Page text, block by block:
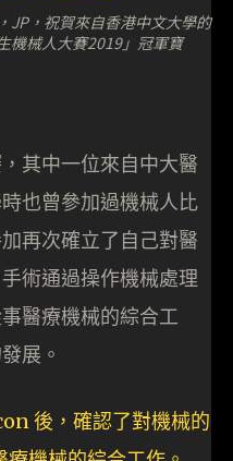
JP，祝賀來自香港中文大學的
機械人大賽2019」冠軍寶
其中一位來自中大醫
也曾參加過機械人比
再次確立了自己對醫
術通過操作機械處理
醫療機械的綜合工
展。